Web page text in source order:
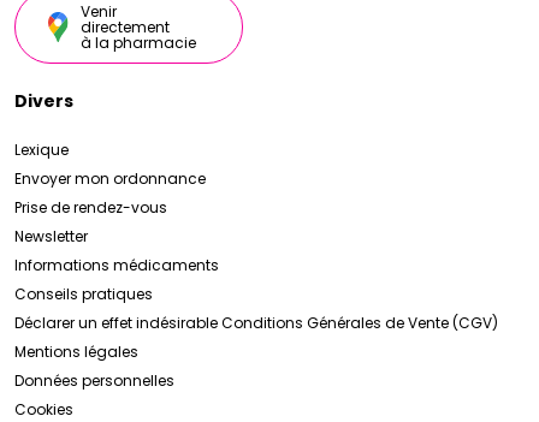
Venir
directement
à la pharmacie
Divers
Lexique
Envoyer mon ordonnance
Prise de rendez-vous
Newsletter
Informations médicaments
Conseils pratiques
Déclarer un effet indésirableConditions Générales de Vente (CGV)
Mentions légales
Données personnelles
Cookies